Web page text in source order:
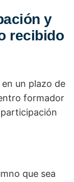
y
recibido
un plazo de
formador
que sea